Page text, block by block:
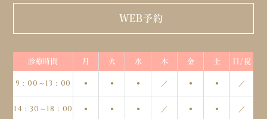
WEB予約
診療時間 月 火 水 木 金 土 日/祝
9：00～13：00 ● ● ● ／ ● ● ／
14：30～18：00 ● ● ● ／ ● ● ／